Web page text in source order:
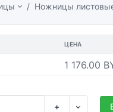
Ножницы
ЦЕНА
1 176.00
+